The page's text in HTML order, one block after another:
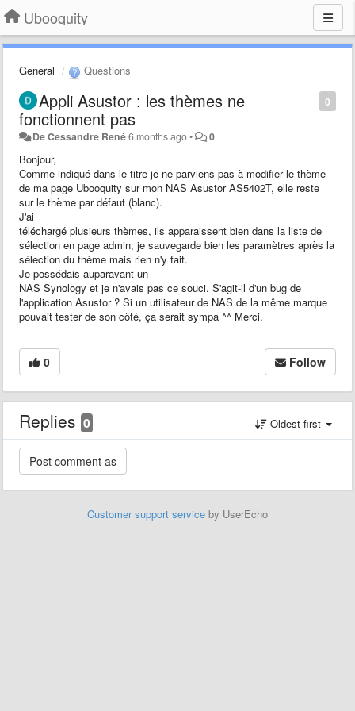
Ubooquity
General Questions
0
Appli Asustor : les thèmes ne
fonctionnent pas
De Cessandre René6 months ago• 0
Bonjour,
Comme indiqué dans le titre je ne parviens pas à modifier le thème
de ma page Ubooquity sur mon NAS Asustor AS5402T, elle reste
sur le thème par défaut (blanc).
J'ai
téléchargé plusieurs thèmes, ils apparaissent bien dans la liste de
sélection en page admin, je sauvegarde bien les paramètres après la
sélection du thème mais rien n'y fait.
Je possédais auparavant un
NAS Synology et je n'avais pas ce souci. S'agit-il d'un bug de
l'application Asustor ? Si un utilisateur de NAS de la même marque
pouvait tester de son côté, ça serait sympa ^^ Merci.
0 Follow
Replies 0 Oldest first
Customer support service by UserEcho